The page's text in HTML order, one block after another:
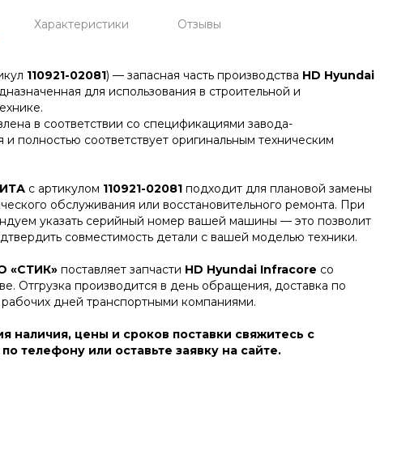
Характеристики Отзывы
110921-02081) — запасная часть производства HD Hyundai
для использования в строительной и
в соответствии со спецификациями завода-
и полностью соответствует оригинальным техническим
с артикулом 110921-02081подходит для плановой замены
обслуживания или восстановительного ремонта. При
указать серийный номер вашей машины — это позволит
совместимость детали с вашей моделью техники.
«СТИК»поставляет запчасти HD Hyundai Infracore со
Отгрузка производится в день обращения, доставка по
дней транспортными компаниями.
наличия, цены и сроков поставки свяжитесь с
телефону или оставьте заявку на сайте.